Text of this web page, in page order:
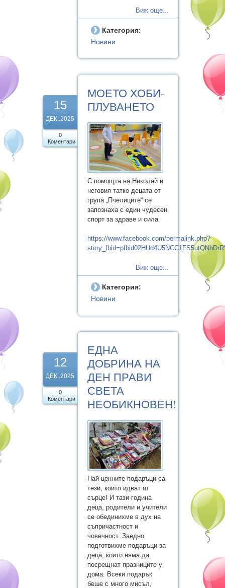
Виж още...
Категория:
Новини
15
ДЕК..2025
0
Коментари
МОЕТО ХОБИ-
ПЛУВАНЕТО
С помощта на Николай и
неговия татко децата от
група „Пчелиците“ се
запознаха с един чудесен
спорт за здраве и сила.
https://www.facebook.com/permalink.php?
Виж още...
Категория:
Новини
12
ДЕК..2025
0
Коментари
ЕДНА
ДОБРИНА НА
ДЕН ПРАВИ
СВЕТА
НЕОБИКНОВЕН!
Най-ценните подаръци са
тези, които идват от
сърце! И тази година
деца, родители и учители
се обединихме в дух на
съпричастност и
човечност. Заедно
подготвихме подаръци за
деца, които няма да
посрещнат празниците у
дома. Всеки подарък
беше с много мисъл,